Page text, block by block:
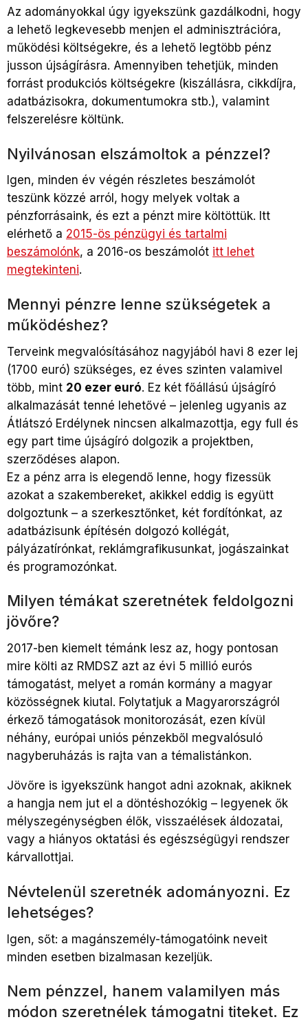
Az adományokkal úgy igyekszünk gazdálkodni, hogy
a lehető legkevesebb menjen el adminisztrációra,
működési költségekre, és a lehető legtöbb pénz
jusson újságírásra. Amennyiben tehetjük, minden
forrást produkciós költségekre (kiszállásra, cikkdíjra,
adatbázisokra, dokumentumokra stb.), valamint
felszerelésre költünk.
Nyilvánosan elszámoltok a pénzzel?
Igen, minden év végén részletes beszámolót
teszünk közzé arról, hogy melyek voltak a
pénzforrásaink, és ezt a pénzt mire költöttük. Itt
elérhető a 2015-ös pénzügyi és tartalmi
beszámolónk, a 2016-os beszámolót itt lehet
megtekinteni.
Mennyi pénzre lenne szükségetek a
működéshez?
Terveink megvalósításához nagyjából havi 8 ezer lej
(1700 euró) szükséges, ez éves szinten valamivel
több, mint 20 ezer euró. Ez két főállású újságíró
alkalmazását tenné lehetővé – jelenleg ugyanis az
Átlátszó Erdélynek nincsen alkalmazottja, egy full és
egy part time újságíró dolgozik a projektben,
szerződéses alapon.
Ez a pénz arra is elegendő lenne, hogy fizessük
azokat a szakembereket, akikkel eddig is együtt
dolgoztunk – a szerkesztőnket, két fordítónkat, az
adatbázisunk építésén dolgozó kollégát,
pályázatírónkat, reklámgrafikusunkat, jogászainkat
és programozónkat.
Milyen témákat szeretnétek feldolgozni
jövőre?
2017-ben kiemelt témánk lesz az, hogy pontosan
mire költi az RMDSZ azt az évi 5 millió eurós
támogatást, melyet a román kormány a magyar
közösségnek kiutal. Folytatjuk a Magyarországról
érkező támogatások monitorozását, ezen kívül
néhány, európai uniós pénzekből megvalósuló
nagyberuházás is rajta van a témalistánkon.
Jövőre is igyekszünk hangot adni azoknak, akiknek
a hangja nem jut el a döntéshozókig – legyenek ők
mélyszegénységben élők, visszaélések áldozatai,
vagy a hiányos oktatási és egészségügyi rendszer
kárvallottjai.
Névtelenül szeretnék adományozni. Ez
lehetséges?
Igen, sőt: a magánszemély-támogatóink neveit
minden esetben bizalmasan kezeljük.
Nem pénzzel, hanem valamilyen más
módon szeretnélek támogatni titeket. Ez